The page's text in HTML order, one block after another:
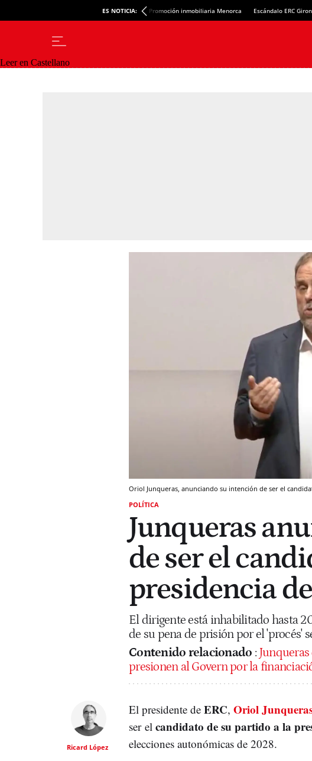
ES NOTICIA: Promoción inmobiliaria Menorca Escándalo ERC
Leer en Castellano
Oriol Junqueras, anunciando su intención de ser el
POLÍTICA
Junqueras
de ser el
presidencia
El dirigente está inhabilitado hasta
de su pena de prisión por el 'procés'
Contenido relacionado :
presionen al Govern por la
Ricard López
El presidente de ERC, Oriol
ser el candidato de su partido a la
elecciones autonómicas de 2028.